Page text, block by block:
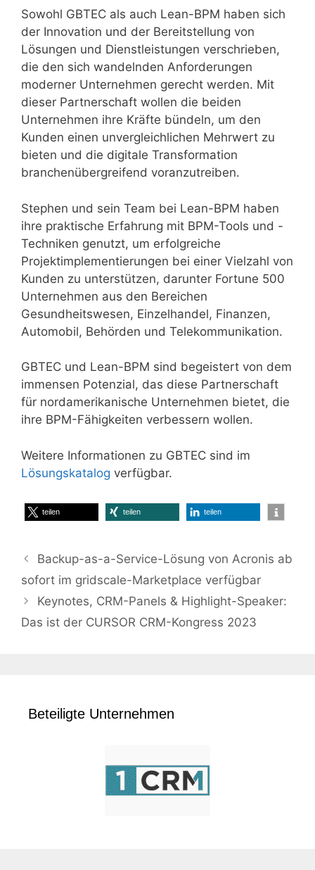
Sowohl GBTEC als auch Lean-BPM haben sich
der Innovation und der Bereitstellung von
Lösungen und Dienstleistungen verschrieben,
die den sich wandelnden Anforderungen
moderner Unternehmen gerecht werden. Mit
dieser Partnerschaft wollen die beiden
Unternehmen ihre Kräfte bündeln, um den
Kunden einen unvergleichlichen Mehrwert zu
bieten und die digitale Transformation
branchenübergreifend voranzutreiben.
Stephen und sein Team bei Lean-BPM haben
ihre praktische Erfahrung mit BPM-Tools und -
Techniken genutzt, um erfolgreiche
Projektimplementierungen bei einer Vielzahl von
Kunden zu unterstützen, darunter Fortune 500
Unternehmen aus den Bereichen
Gesundheitswesen, Einzelhandel, Finanzen,
Automobil, Behörden und Telekommunikation.
GBTEC und Lean-BPM sind begeistert von dem
immensen Potenzial, das diese Partnerschaft
für nordamerikanische Unternehmen bietet, die
ihre BPM-Fähigkeiten verbessern wollen.
Weitere Informationen zu GBTEC sind im
Lösungskatalog verfügbar.
teilen teilen teilen
Backup-as-a-Service-Lösung von Acronis ab
sofort im gridscale-Marketplace verfügbar
Keynotes, CRM-Panels & Highlight-Speaker:
Das ist der CURSOR CRM-Kongress 2023
Beteiligte Unternehmen